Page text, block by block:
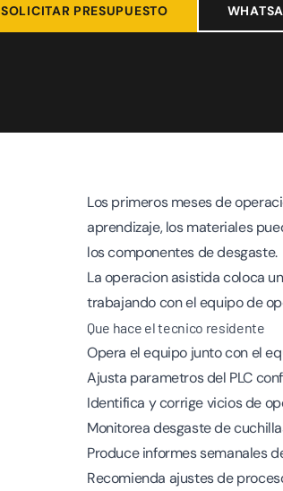
SOLICITAR PRESUPUESTO
Los primeros meses de
aprendizaje, los materiales
los componentes de desgaste.
La operacion asistida coloca
trabajando con el equipo de
Que hace el tecnico residente
Opera el equipo junto con el
Ajusta parametros del PLC
Identifica y corrige vicios de
Monitorea desgaste de
Produce informes semanales
Recomienda ajustes de